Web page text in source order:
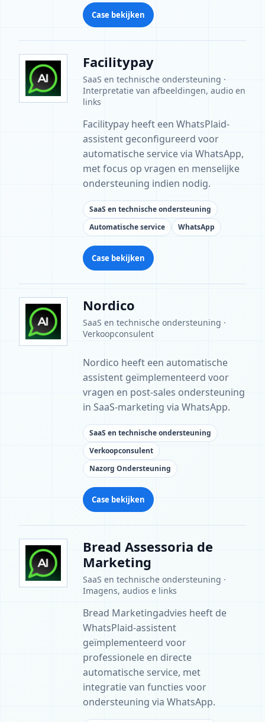
Case bekijken
Facilitypay
SaaS en technische ondersteuning ·
Interpretatie van afbeeldingen, audio en
links
Facilitypay heeft een WhatsPlaid-
assistent geconfigureerd voor
automatische service via WhatsApp,
met focus op vragen en menselijke
ondersteuning indien nodig.
SaaS en technische ondersteuning
Automatische service
WhatsApp
Case bekijken
Nordico
SaaS en technische ondersteuning ·
Verkoopconsulent
Nordico heeft een automatische
assistent geïmplementeerd voor
vragen en post-sales ondersteuning
in SaaS-marketing via WhatsApp.
SaaS en technische ondersteuning
Verkoopconsulent
Nazorg Ondersteuning
Case bekijken
Bread Assessoria de
Marketing
SaaS en technische ondersteuning ·
Imagens, audios e links
Bread Marketingadvies heeft de
WhatsPlaid-assistent
geïmplementeerd voor
professionele en directe
automatische service, met
integratie van functies voor
ondersteuning via WhatsApp.